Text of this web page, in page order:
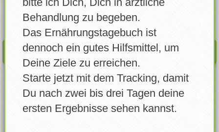
Login
Account freigeben
News
Profil
Info / Über
EINTRAGEN
Behandlung zu begeben.
Das Ernährungstagebuch ist
dennoch ein gutes Hilfsmittel, um
Deine Ziele zu erreichen.
Starte jetzt mit dem Tracking, damit
Du nach zwei bis drei Tagen deine
ersten Ergebnisse sehen kannst.